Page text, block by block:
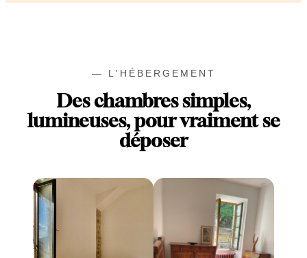
— L'HÉBERGEMENT
Des chambres simples,
lumineuses, pour vraiment se
déposer